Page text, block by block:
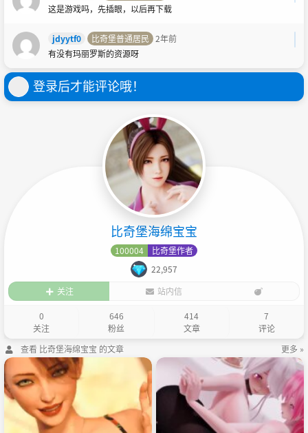
这是游戏吗，先插眼，以后再下载
jdyytf0 比奇堡普通居民 2年前
有没有玛丽罗斯的资源呀
登录后才能评论哦！
比奇堡海绵宝宝
100004
比奇堡作者
22,957
关注
站内信
0
关注
646
粉丝
414
文章
7
评论
查看 比奇堡海绵宝宝 的文章
更多 »